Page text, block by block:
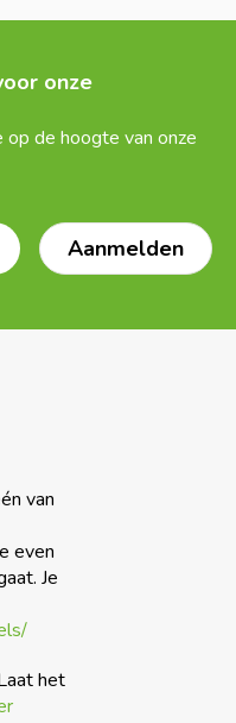
onze
de hoogte van onze
van
even
Je
het